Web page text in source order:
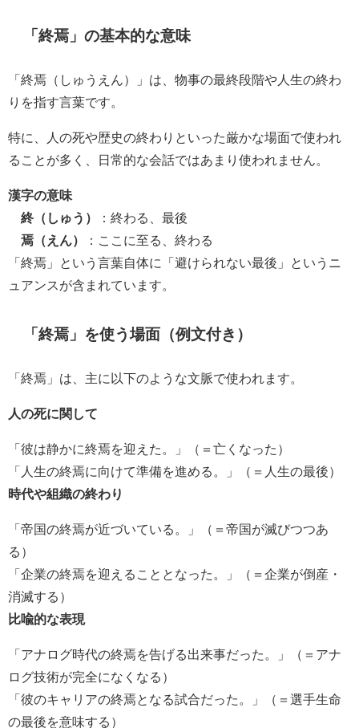
「終焉」の基本的な意味
「終焉（しゅうえん）」は、物事の最終段階や人生の終わ
りを指す言葉です。
特に、人の死や歴史の終わりといった厳かな場面で使われ
ることが多く、日常的な会話ではあまり使われません。
漢字の意味
終（しゅう）
：終わる、最後
焉（えん）
：ここに至る、終わる
「終焉」という言葉自体に「避けられない最後」というニ
ュアンスが含まれています。
「終焉」を使う場面（例文付き）
「終焉」は、主に以下のような文脈で使われます。
人の死に関して
「彼は静かに終焉を迎えた。」（＝亡くなった）
「人生の終焉に向けて準備を進める。」（＝人生の最後）
時代や組織の終わり
「帝国の終焉が近づいている。」（＝帝国が滅びつつあ
る）
「企業の終焉を迎えることとなった。」（＝企業が倒産・
消滅する）
比喩的な表現
「アナログ時代の終焉を告げる出来事だった。」（＝アナ
ログ技術が完全になくなる）
「彼のキャリアの終焉となる試合だった。」（＝選手生命
の最後を意味する）